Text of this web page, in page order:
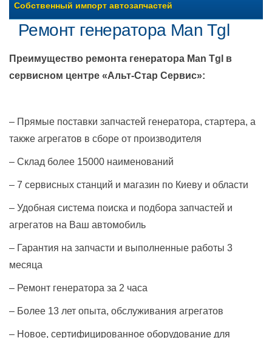
Собственный импорт автозапчастей
Ремонт генератора Man Tgl
Преимущество ремонта генератора Man Tgl в
сервисном центре «Альт-Стар Сервис»:
– Прямые поставки запчастей генератора, стартера, а
также агрегатов в сборе от производителя
– Склад более 15000 наименований
– 7 сервисных станций и магазин по Киеву и области
– Удобная система поиска и подбора запчастей и
агрегатов на Ваш автомобиль
– Гарантия на запчасти и выполненные работы 3
месяца
– Ремонт генератора за 2 часа
– Более 13 лет опыта, обслуживания агрегатов
– Новое, сертифицированное оборудование для